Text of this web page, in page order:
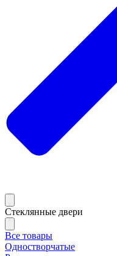
Стеклянные двери
Все товары
Одностворчатые